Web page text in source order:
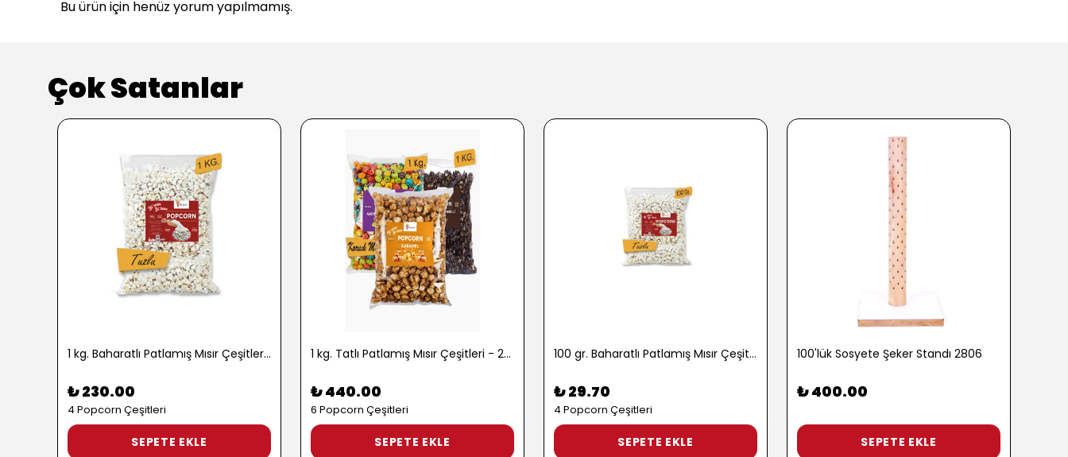
Bu ürün için henüz yorum yapılmamış.
Çok Satanlar
1 kg. Baharatlı Patlamış Mısır Çeşitleri - 2724
₺ 230.00
4 Popcorn Çeşitleri
SEPETE EKLE
1 kg. Tatlı Patlamış Mısır Çeşitleri - 2722
₺ 440.00
6 Popcorn Çeşitleri
SEPETE EKLE
100 gr. Baharatlı Patlamış Mısır Çeşitleri - 2762-3
₺ 29.70
4 Popcorn Çeşitleri
SEPETE EKLE
100'lük Sosyete Şeker Standı 2806
₺ 400.00
SEPETE EKLE